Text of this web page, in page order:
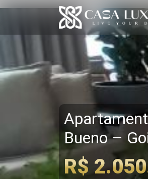
Bueno –
R$